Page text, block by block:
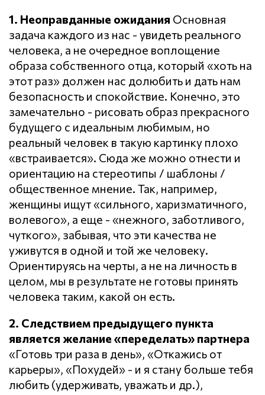
1. Неоправданные ожидания Основная
задача каждого из нас - увидеть реального
человека, а не очередное воплощение
образа собственного отца, который «хоть на
этот раз» должен нас долюбить и дать нам
безопасность и спокойствие. Конечно, это
замечательно - рисовать образ прекрасного
будущего с идеальным любимым, но
реальный человек в такую картинку плохо
«встраивается». Сюда же можно отнести и
ориентацию на стереотипы / шаблоны /
общественное мнение. Так, например,
женщины ищут «сильного, харизматичного,
волевого», а еще - «нежного, заботливого,
чуткого», забывая, что эти качества не
уживутся в одной и той же человеку.
Ориентируясь на черты, а не на личность в
целом, мы в результате не готовы принять
человека таким, какой он есть.
2. Следствием предыдущего пункта
является желание «переделать» партнера
«Готовь три раза в день», «Откажись от
карьеры», «Похудей» - и я стану больше тебя
любить (удерживать, уважать и др.),